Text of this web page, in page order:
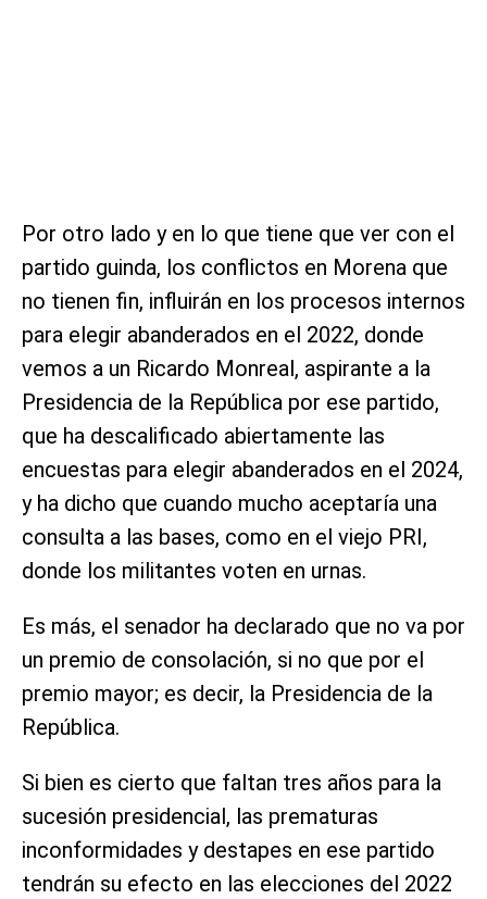
Por otro lado y en lo que tiene que ver con el
partido guinda, los conflictos en Morena que
no tienen fin, influirán en los procesos internos
para elegir abanderados en el 2022, donde
vemos a un Ricardo Monreal, aspirante a la
Presidencia de la República por ese partido,
que ha descalificado abiertamente las
encuestas para elegir abanderados en el 2024,
y ha dicho que cuando mucho aceptaría una
consulta a las bases, como en el viejo PRI,
donde los militantes voten en urnas.
Es más, el senador ha declarado que no va por
un premio de consolación, si no que por el
premio mayor; es decir, la Presidencia de la
República.
Si bien es cierto que faltan tres años para la
sucesión presidencial, las prematuras
inconformidades y destapes en ese partido
tendrán su efecto en las elecciones del 2022